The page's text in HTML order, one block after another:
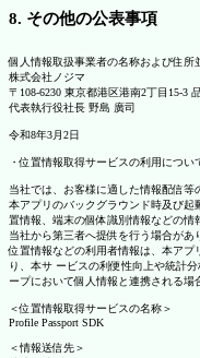
8. その他の公表事項
個人情報取扱事業者の名称および住所
株式会社ノジマ
〒108-6230 東京都港区港南2丁目15-3
代表執行役社長 野島 廣司
令和8年3月2日
・位置情報取得サービスの利用につい
当社では、お客様に適した情報配信等
本アプリのバックグラウンド時及び起
置情報、端末の個体識別情報などの情
当社から第三者へ提供を行う場合があ
位置情報などの利用者情報は、本ア
り、本サ ービスの利便性向上や統計
ープにおいて個人情報と連携される場
＜位置情報取得サービスの名称＞
Profile Passport SDK
＜情報送信先＞